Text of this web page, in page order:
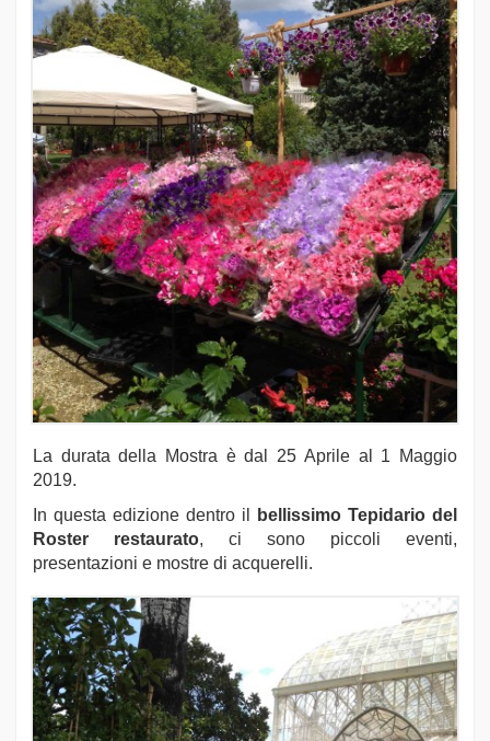
La durata della Mostra è dal 25 Aprile al 1 Maggio
2019.
In questa edizione dentro il
bellissimo Tepidario del
Roster restaurato, ci sono piccoli eventi,
presentazioni e mostre di acquerelli.